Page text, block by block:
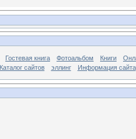
Гостевая книга Фотоальбом Книги
Каталог сайтов эллинг Информация сайта